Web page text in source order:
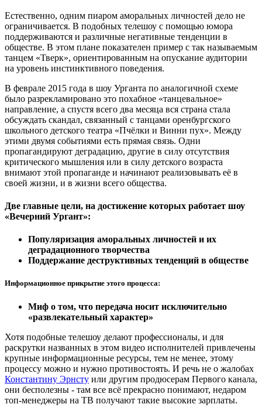
Естественно, одним пиаром аморальных личностей дело не
ограничивается. В подобных телешоу с помощью юмора
поддерживаются и различные негативные тенденции в
обществе. В этом плане показателен пример с так называемым
танцем «Тверк», ориентированным на опускание аудитории
на уровень инстинктивного поведения.
В феврале 2015 года в шоу Урганта по аналогичной схеме
было разрекламировано это похабное «танцевальное»
направление, а спустя всего два месяца вся страна стала
обсуждать скандал, связанный с танцами оренбургского
школьного детского театра «Пчёлки и Винни пух». Между
этими двумя событиями есть прямая связь. Одни
пропагандируют деградацию, другие в силу отсутствия
критического мышления или в силу детского возраста
внимают этой пропаганде и начинают реализовывать её в
своей жизни, и в жизни всего общества.
Две главные цели, на достижение которых работает шоу
«Вечерний Ургант»:
Популяризация аморальных личностей и их
деградационного творчества
Поддержание деструктивных тенденций в обществе
Информационное прикрытие этого процесса:
Миф о том, что передача носит исключительно
«развлекательный характер»
Хотя подобные телешоу делают профессионалы, и для
раскрутки названных в этом видео исполнителей привлечены
крупные информационные ресурсы, тем не менее, этому
процессу можно и нужно противостоять. И речь не о жалобах
Константину Эрнсту или другим продюсерам Первого канала,
они бесполезны - там все всё прекрасно понимают, недаром
топ-менеджеры на ТВ получают такие высокие зарплаты.